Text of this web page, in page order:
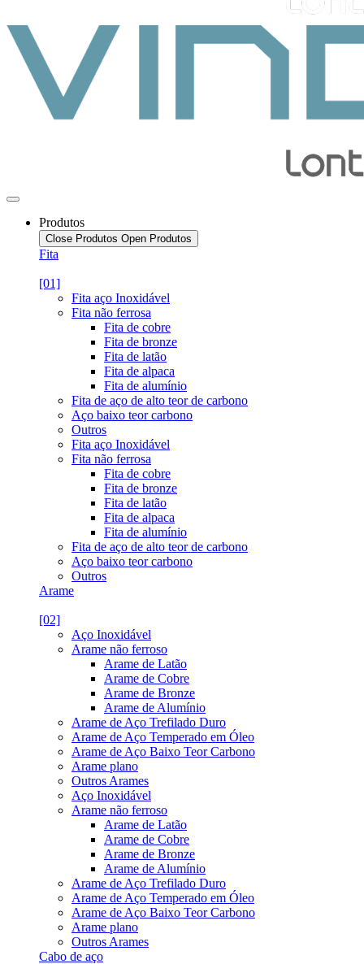
Produtos
Close Produtos Open Produtos
Fita
[01]
Fita aço Inoxidável
Fita não ferrosa
Fita de cobre
Fita de bronze
Fita de latão
Fita de alpaca
Fita de alumínio
Fita de aço de alto teor de carbono
Aço baixo teor carbono
Outros
Fita aço Inoxidável
Fita não ferrosa
Fita de cobre
Fita de bronze
Fita de latão
Fita de alpaca
Fita de alumínio
Fita de aço de alto teor de carbono
Aço baixo teor carbono
Outros
Arame
[02]
Aço Inoxidável
Arame não ferroso
Arame de Latão
Arame de Cobre
Arame de Bronze
Arame de Alumínio
Arame de Aço Trefilado Duro
Arame de Aço Temperado em Óleo
Arame de Aço Baixo Teor Carbono
Arame plano
Outros Arames
Aço Inoxidável
Arame não ferroso
Arame de Latão
Arame de Cobre
Arame de Bronze
Arame de Alumínio
Arame de Aço Trefilado Duro
Arame de Aço Temperado em Óleo
Arame de Aço Baixo Teor Carbono
Arame plano
Outros Arames
Cabo de aço